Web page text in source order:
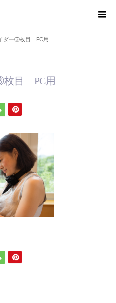
ダー③枚目 PC用
枚目 PC用